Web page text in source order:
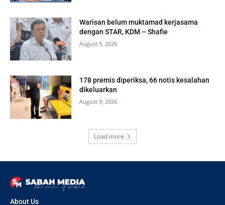
Warisan belum muktamad kerjasama
dengan STAR, KDM – Shafie
August 9, 2026
178 premis diperiksa, 66 notis kesalahan
dikeluarkan
August 9, 2026
Load more
About Us